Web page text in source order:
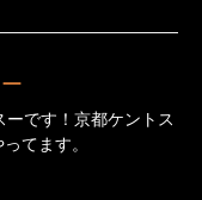
です！京都ケントス
てます。